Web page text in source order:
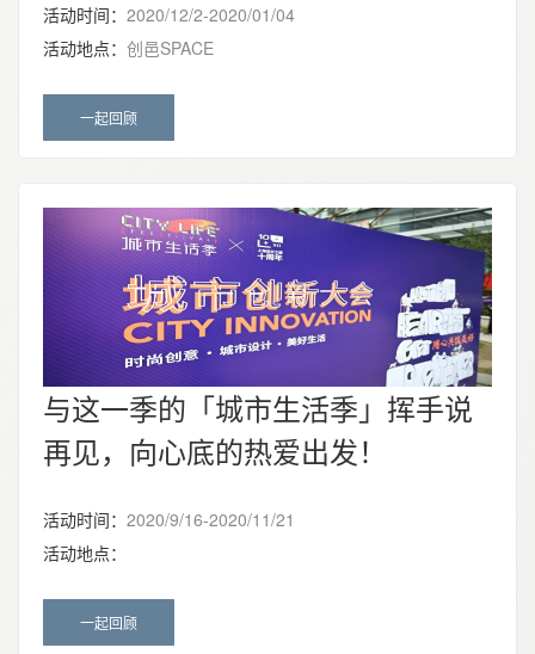
活动时间： 2020/12/2-2020/01/04
活动地点： 创邑SPACE
一起回顾
与这一季的「城市生活季」挥手说
再见，向心底的热爱出发！
活动时间： 2020/9/16-2020/11/21
活动地点：
一起回顾